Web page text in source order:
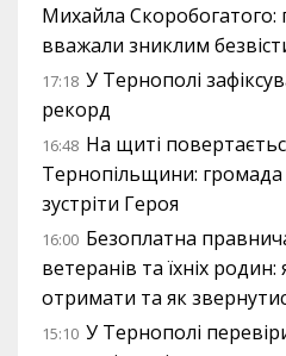
Михайла Скоробогатого:
вважали зниклим
17:18 У Тернополі
рекорд
16:48 На щиті
Тернопільщини: громада
зустріти Героя
16:00 Безоплатна
ветеранів та їхніх
отримати та як
15:10 У Тернополі